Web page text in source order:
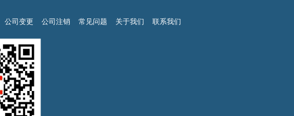
公司变更 公司注销 常见问题 关于我们 联系我们